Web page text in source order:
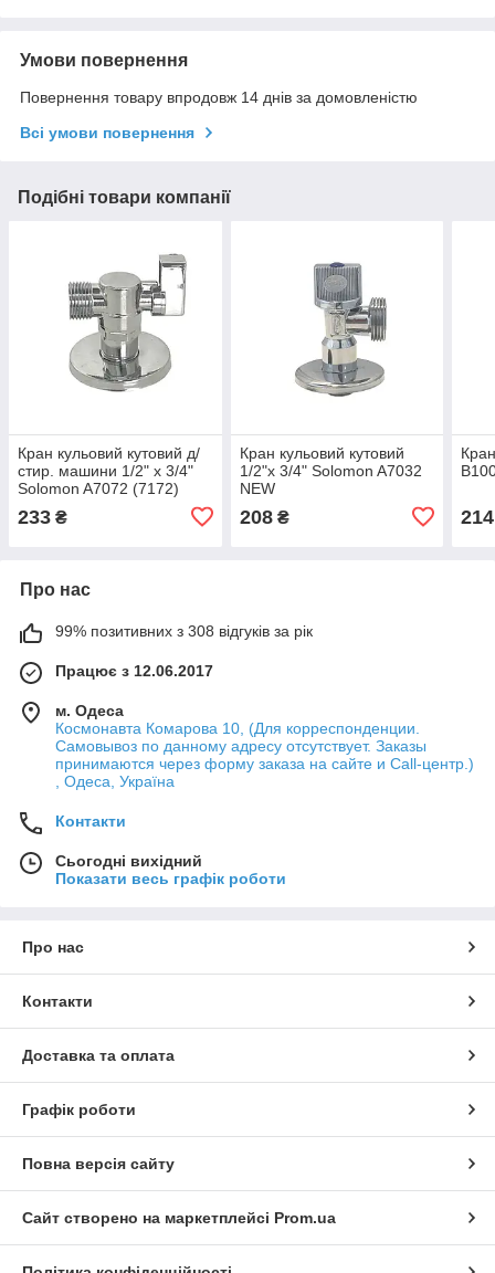
Умови повернення
Повернення товару впродовж 14 днів за домовленістю
Всі умови повернення
Подібні товари компанії
Кран кульовий кутовий д/
стир. машини 1/2" х 3/4"
Solomon A7072 (7172)
233 ₴
Кран кульовий кутовий
1/2"х 3/4" Solomon A7032
NEW
208₴ 214
Про нас
99% позитивних з 308 відгуків за рік
Працює з 12.06.2017
м. Одеса
Космонавта Комарова 10, (Для корреспонденции.
Самовывоз по данному адресу отсутствует. Заказы
принимаются через форму заказа на сайте и Call-центр.)
, Одеса, Україна
Контакти
Сьогодні вихідний
Показати весь графік роботи
Про нас
Контакти
Доставка та оплата
Графік роботи
Повна версія сайту
Сайт створено на маркетплейсі Prom.ua